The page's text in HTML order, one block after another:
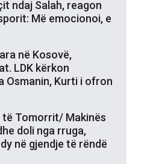
ndaj Salah, reagon
Më emocionoi, e
në Kosovë,
LDK kërkon
Osmanin, Kurti i ofron
Tomorrit/ Makinës
doli nga rruga,
në gjendje të rëndë